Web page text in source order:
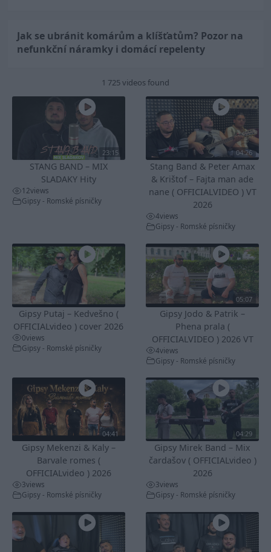
Jak se ubránit komárům a klíšťatům? Pozor na
nefunkční náramky i domácí repelenty
1 725 videos found
23:15
STANG BAND – MIX
SLADAKY Hity
12views
Gipsy - Romské písničky
04:26
Stang Band & Peter Amax
& Krištof – Fajta man ade
nane ( OFFICIALVIDEO ) VT
2026
4views
Gipsy - Romské písničky
Gipsy Putaj – Kedvešno (
OFFICIALvideo ) cover 2026
0views
Gipsy - Romské písničky
05:07
Gipsy Jodo & Patrik –
Phena prala (
OFFICIALVIDEO ) 2026 VT
4views
Gipsy - Romské písničky
04:41
Gipsy Mekenzi & Kaly –
Barvale romes (
OFFICIALvideo ) 2026
3views
Gipsy - Romské písničky
04:29
Gipsy Mirek Band – Mix
čardašov ( OFFICIALvideo )
2026
3views
Gipsy - Romské písničky